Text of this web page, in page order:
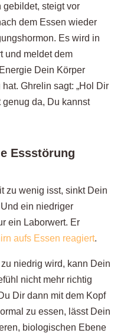
nicht kaputt, es
in der
gebildet, steigt vor
dem Essen wieder
Es wird in
und meldet dem
Dein Körper
Ghrelin sagt: „Hol Dir
genug da, Du kannst
Essstörung
zu wenig isst, sinkt Dein
ein niedriger
ein Laborwert. Er
aufs Essen reagiert.
niedrig wird, kann Dein
nicht mehr richtig
Dir dann mit dem Kopf
zu essen, lässt Dein
biologischen Ebene